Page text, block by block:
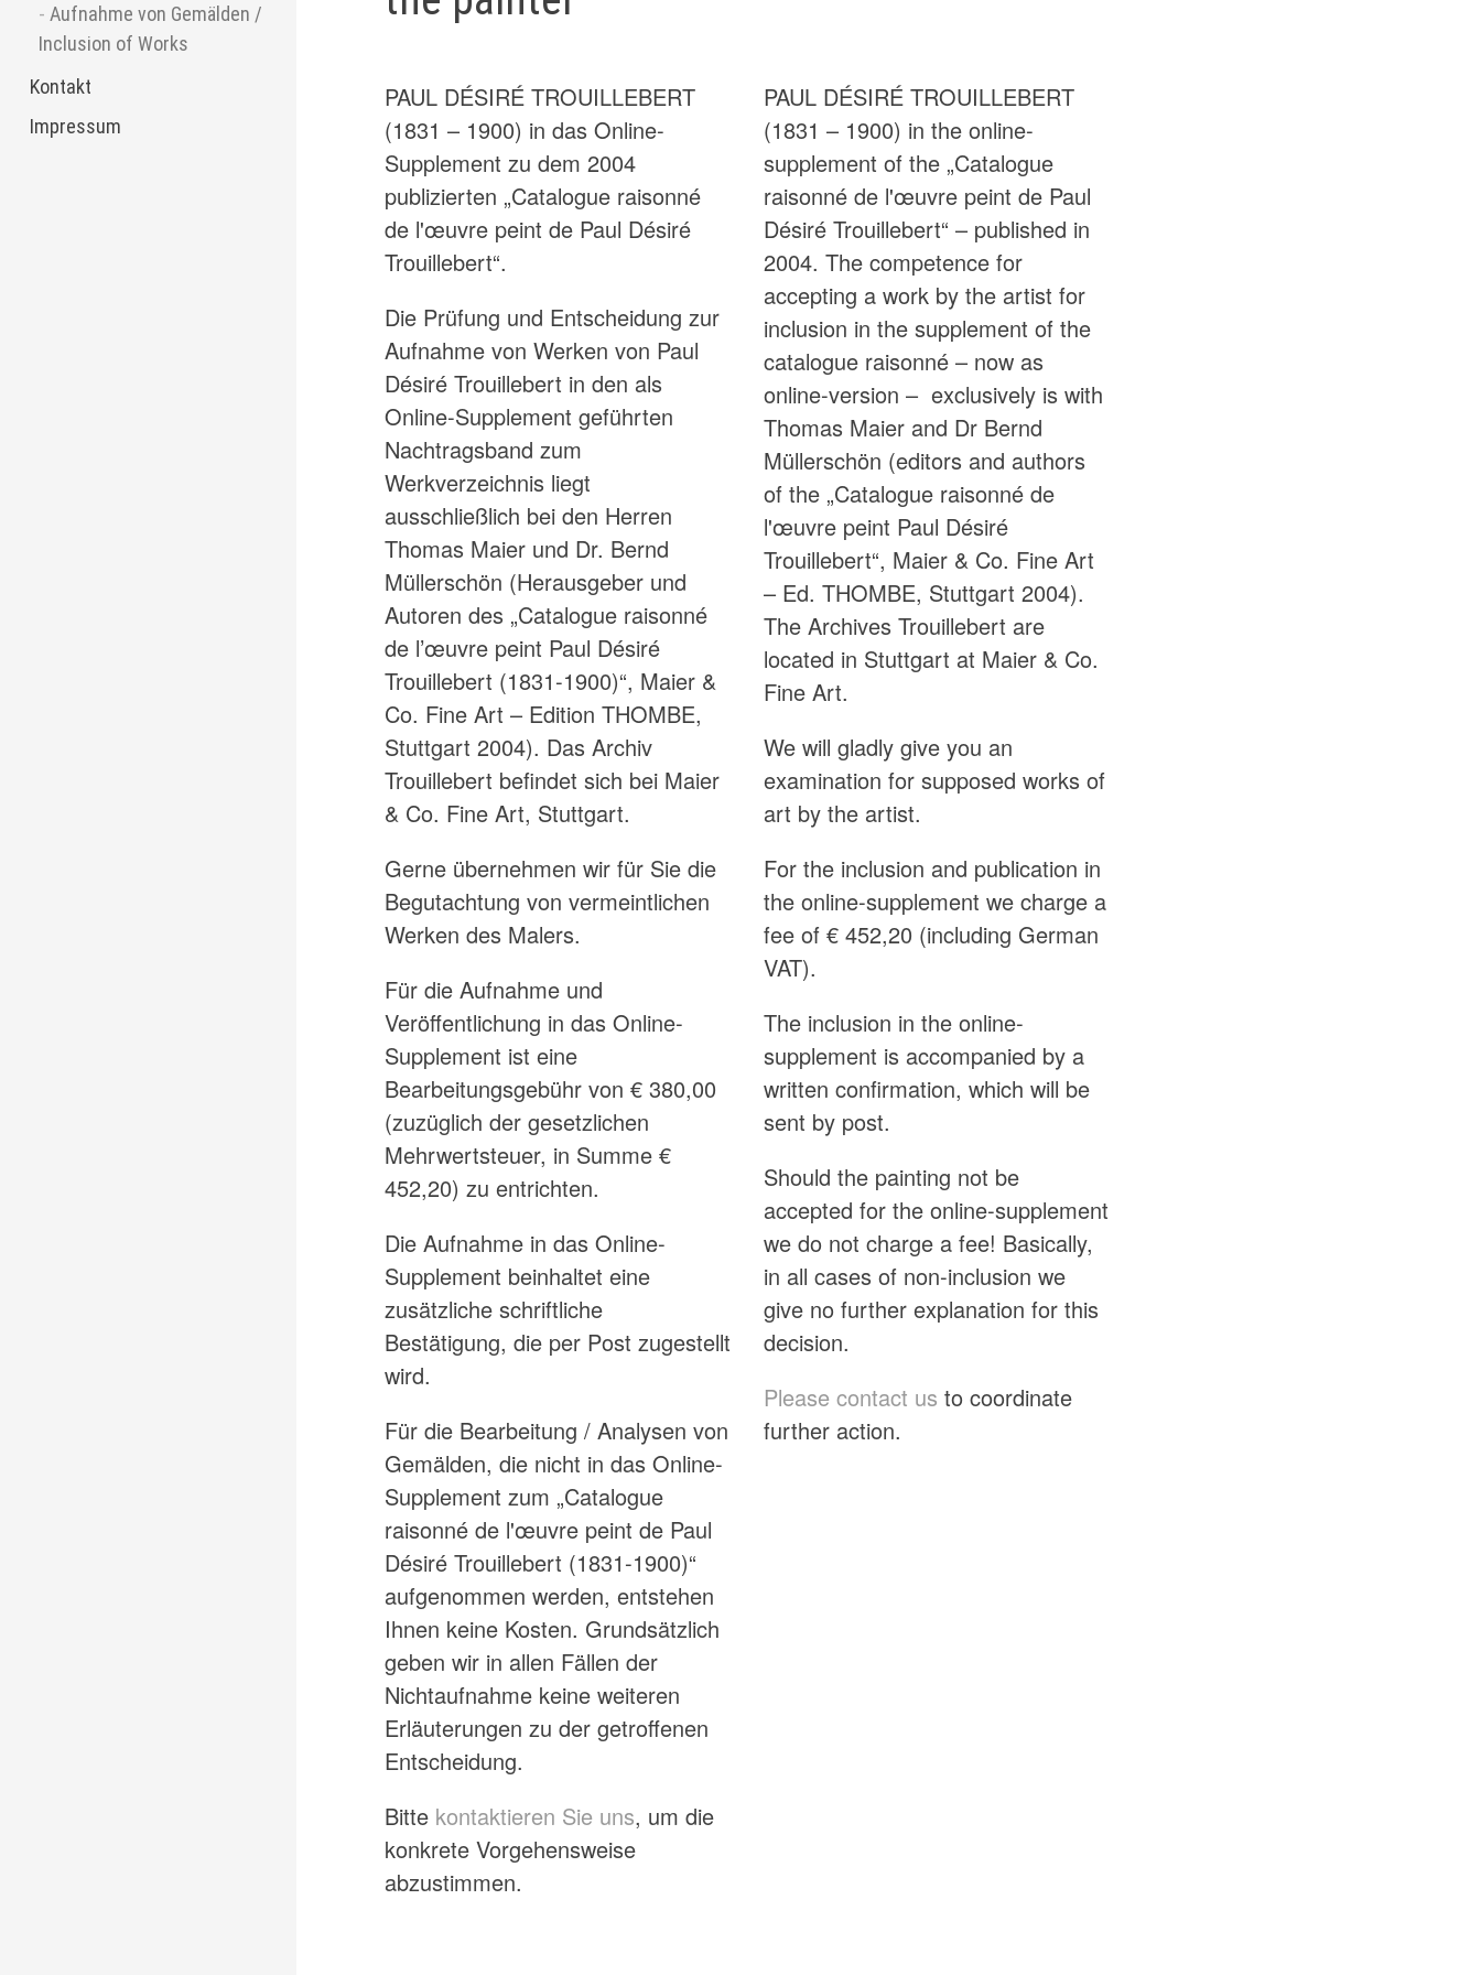
Aufnahme von Gemälden /
Inclusion of Works
Kontakt
Impressum
PAUL DÉSIRÉ TROUILLEBERT
(1831 – 1900) in das Online-
Supplement zu dem 2004
publizierten „Catalogue raisonné
de l'œuvre peint de Paul Désiré
Trouillebert“.
Die Prüfung und Entscheidung zur
Aufnahme von Werken von Paul
Désiré Trouillebert in den als
Online-Supplement geführten
Nachtragsband zum
Werkverzeichnis liegt
ausschließlich bei den Herren
Thomas Maier und Dr. Bernd
Müllerschön (Herausgeber und
Autoren des „Catalogue raisonné
de l’œuvre peint Paul Désiré
Trouillebert (1831-1900)“, Maier &
Co. Fine Art – Edition THOMBE,
Stuttgart 2004). Das Archiv
Trouillebert befindet sich bei Maier
& Co. Fine Art, Stuttgart.
Gerne übernehmen wir für Sie die
Begutachtung von vermeintlichen
Werken des Malers.
Für die Aufnahme und
Veröffentlichung in das Online-
Supplement ist eine
Bearbeitungsgebühr von € 380,00
(zuzüglich der gesetzlichen
Mehrwertsteuer, in Summe €
452,20) zu entrichten.
Die Aufnahme in das Online-
Supplement beinhaltet eine
zusätzliche schriftliche
Bestätigung, die per Post zugestellt
wird.
Für die Bearbeitung / Analysen von
Gemälden, die nicht in das Online-
Supplement zum „Catalogue
raisonné de l'œuvre peint de Paul
Désiré Trouillebert (1831-1900)“
aufgenommen werden, entstehen
Ihnen keine Kosten. Grundsätzlich
geben wir in allen Fällen der
Nichtaufnahme keine weiteren
Erläuterungen zu der getroffenen
Entscheidung.
Bitte kontaktieren Sie uns, um die
konkrete Vorgehensweise
abzustimmen.
PAUL DÉSIRÉ TROUILLEBERT
(1831 – 1900) in the online-
supplement of the „Catalogue
raisonné de l'œuvre peint de Paul
Désiré Trouillebert“ – published in
2004. The competence for
accepting a work by the artist for
inclusion in the supplement of the
catalogue raisonné – now as
online-version – exclusively is with
Thomas Maier and Dr Bernd
Müllerschön (editors and authors
of the „Catalogue raisonné de
l'œuvre peint Paul Désiré
Trouillebert“, Maier & Co. Fine Art
– Ed. THOMBE, Stuttgart 2004).
The Archives Trouillebert are
located in Stuttgart at Maier & Co.
Fine Art.
We will gladly give you an
examination for supposed works of
art by the artist.
For the inclusion and publication in
the online-supplement we charge a
fee of € 452,20 (including German
VAT).
The inclusion in the online-
supplement is accompanied by a
written confirmation, which will be
sent by post.
Should the painting not be
accepted for the online-supplement
we do not charge a fee! Basically,
in all cases of non-inclusion we
give no further explanation for this
decision.
Please contact us to coordinate
further action.